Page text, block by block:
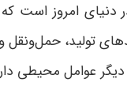
در دنیای امروز
تولید،
عوامل محیطی